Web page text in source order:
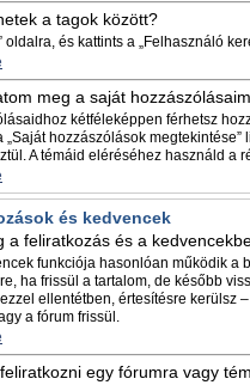
a tagok között?
oldalra, és kattints a „Felhasználó
meg a saját
kétféleképpen férhetsz
hozzászólások megtekintése”
A témáid eléréséhez használd a
és kedvencek
a feliratkozás és a
funkciója hasonlóan működik a
ha frissül a tartalom, de később
ellentétben, értesítésre kerülsz
a fórum frissül.
egy fórumra vagy